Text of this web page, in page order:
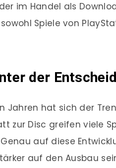
im Handel als
Spiele von
der
Jahren hat sich der
zur Disc greifen viele
auf diese
auf den Ausbau